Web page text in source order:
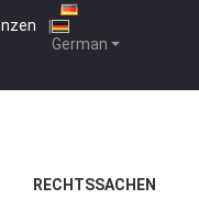
German
|
RECHTSSACHEN